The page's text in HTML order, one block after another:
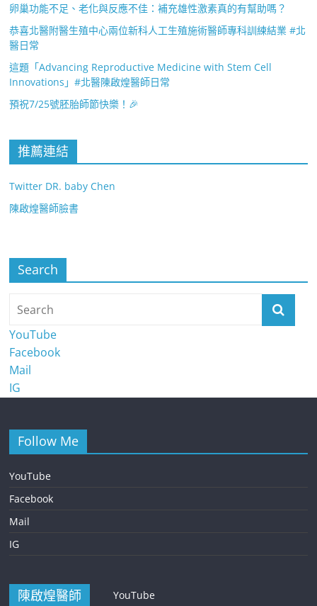
卵巢功能不足、老化與反應不佳：補充雄性激素真的有幫助嗎？
恭喜北醫附醫生殖中心兩位新科人工生殖施術醫師專科訓練結業 #北
醫日常
這題「Advancing Reproductive Medicine with Stem Cell
Innovations」#北醫陳啟煌醫師日常
預祝7/25號胚胎師節快樂！🎉
推薦連結
Twitter DR. baby Chen
陳啟煌醫師臉書
Search
YouTube
Facebook
Mail
IG
Follow Me
YouTube
Facebook
Mail
IG
陳啟煌醫師 YouTube